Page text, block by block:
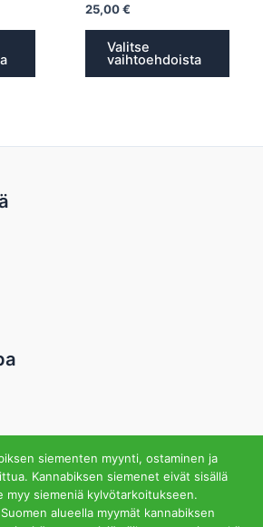
25,00€
Valitse
vaihtoehdoista
siementen myynti, ostaminen ja
Kannabiksen siemenet eivät sisällä
myy siemeniä kylvötarkoitukseen.
alueella myymät kannabiksen